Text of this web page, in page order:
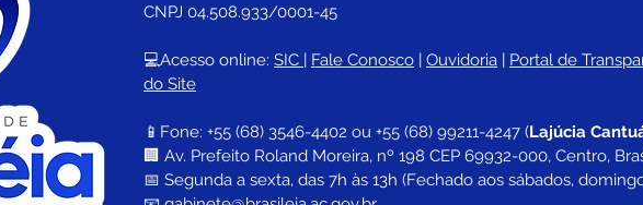
CNPJ 04.508.933/0001-45
💻Acesso online: SIC | Fale Conosco | Ouvidoria | Portal de
do Site
📱Fone: +55 (68) 3546-4402 ou +55 (68) 99211-4247 (Lajúcia
🏢 Av. Prefeito Roland Moreira, nº 198 CEP 69932-000, Centro,
📅 Segunda a sexta, das 7h às 13h (Fechado aos sábados,